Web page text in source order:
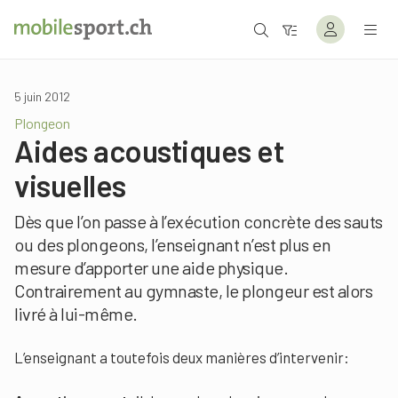
5 juin 2012
Plongeon
Aides acoustiques et
visuelles
Dès que l’on passe à l’exécution concrète des sauts
ou des plongeons, l’enseignant n’est plus en
mesure d’apporter une aide physique.
Contrairement au gymnaste, le plongeur est alors
livré à lui-même.
L’enseignant a toutefois deux manières d’intervenir: